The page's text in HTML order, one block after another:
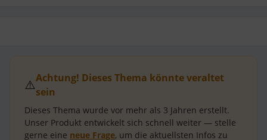
⚠️Achtung! Dieses Thema könnte veraltet
sein
Dieses Thema wurde vor mehr als 3 Jahren erstellt.
Unser Produkt entwickelt sich schnell weiter — stelle
gerne eine neue Frage, um die aktuellsten Infos zu